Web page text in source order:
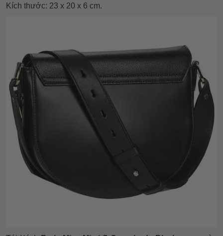
Kích thước: 23 x 20 x 6 cm.